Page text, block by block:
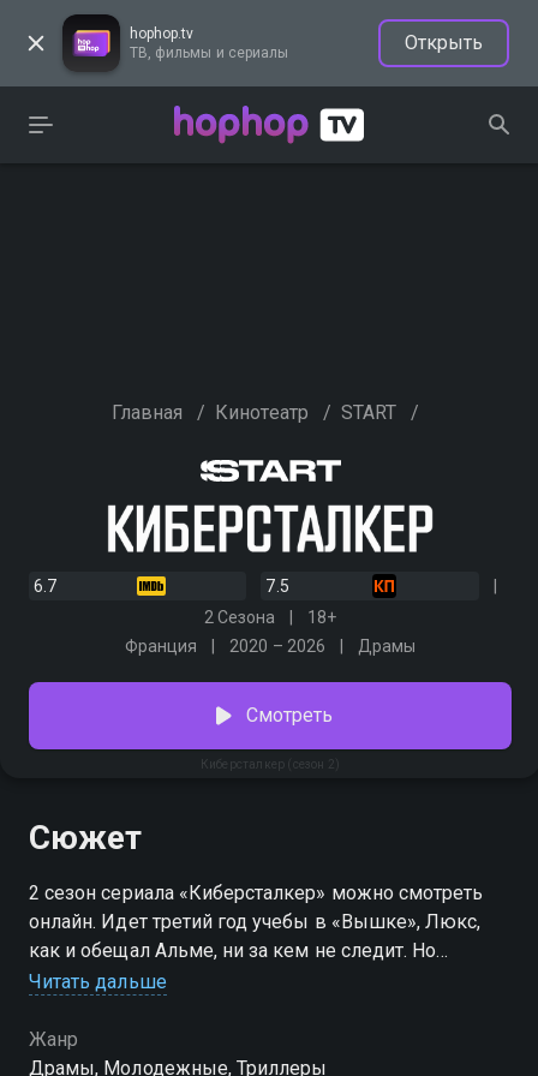
hophop.tv
ТВ, фильмы и сериалы
Открыть
Главная / Кинотеатр / START /
6.7
7.5
2 Сезона
18+
Франция
2020 – 2026 Драмы
Киберсталкер (сезон 2)
Смотреть
Сюжет
2 сезон сериала «Киберсталкер» можно смотреть
онлайн. Идет третий год учебы в «Вышке», Люкс,
как и обещал Альме, ни за кем не следит. Но
спокойной жизни приходит конец, когда обитателей
хакер, называющий себя Белым герцогом. Этот
сталкер получает доступ к самым грязным
Читать дальше
Жанр
Драмы, Молодежные, Триллеры